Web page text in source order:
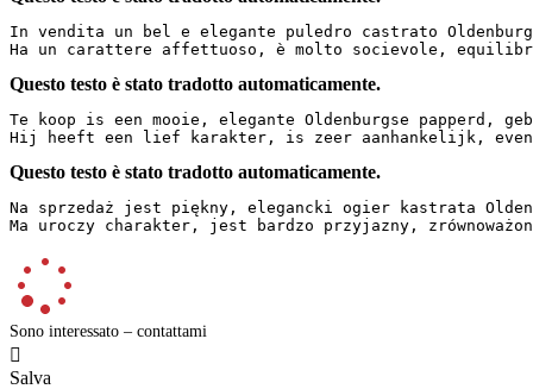
In vendita un bel e elegante puledro castrato
Ha un carattere affettuoso, è molto socievole,
Questo testo è stato tradotto automaticamente.
Te koop is een mooie, elegante Oldenburgse papperd,
Hij heeft een lief karakter, is zeer aanhankelijk,
Questo testo è stato tradotto automaticamente.
Na sprzedaż jest piękny, elegancki ogier kastrata
Ma uroczy charakter, jest bardzo przyjazny,
Sono interessato – contattami

Salva